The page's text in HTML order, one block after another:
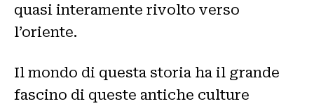
quasi interamente rivolto verso
l’oriente.
Il mondo di questa storia ha il grande
fascino di queste antiche culture